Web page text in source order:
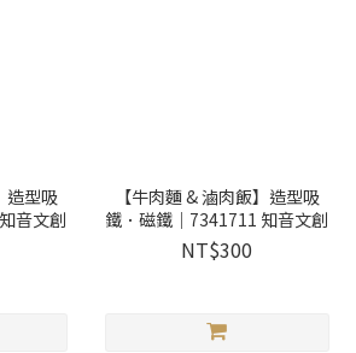
造型吸
音文創
【牛肉麵 & 滷肉飯】造型吸
鐵．磁鐵｜7341711 知音文創
NT$300